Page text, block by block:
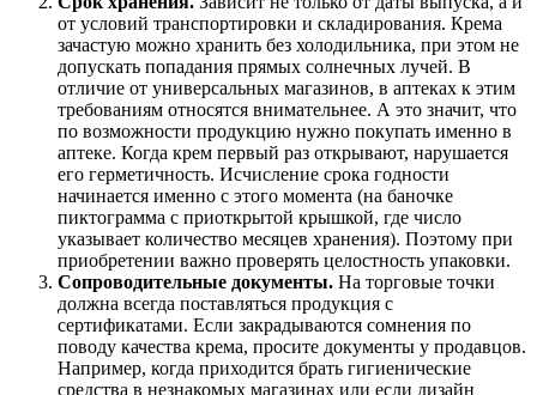
от условий транспортировки и складирования. Крема
зачастую можно хранить без холодильника, при этом не
допускать попадания прямых солнечных лучей. В
отличие от универсальных магазинов, в аптеках к этим
требованиям относятся внимательнее. А это значит, что
по возможности продукцию нужно покупать именно в
аптеке. Когда крем первый раз открывают, нарушается
его герметичность. Исчисление срока годности
начинается именно с этого момента (на баночке
пиктограмма с приоткрытой крышкой, где число
указывает количество месяцев хранения). Поэтому при
приобретении важно проверять целостность упаковки.
Сопроводительные документы. На торговые точки
должна всегда поставляться продукция с
сертификатами. Если закрадываются сомнения по
поводу качества крема, просите документы у продавцов.
Например, когда приходится брать гигиенические
средства в незнакомых магазинах или если дизайн